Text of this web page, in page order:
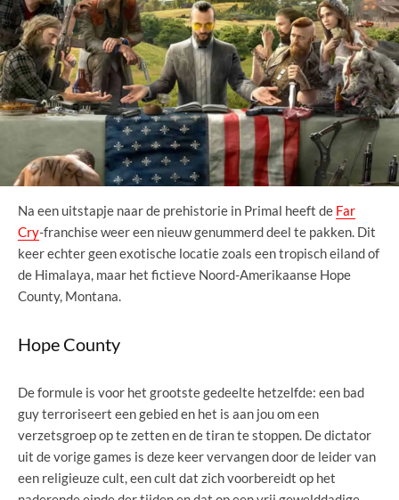
Na een uitstapje naar de prehistorie in Primal heeft de Far
Cry-franchise weer een nieuw genummerd deel te pakken. Dit
keer echter geen exotische locatie zoals een tropisch eiland of
de Himalaya, maar het fictieve Noord-Amerikaanse Hope
County, Montana.
Hope County
De formule is voor het grootste gedeelte hetzelfde: een bad
guy terroriseert een gebied en het is aan jou om een
verzetsgroep op te zetten en de tiran te stoppen. De dictator
uit de vorige games is deze keer vervangen door de leider van
een religieuze cult, een cult dat zich voorbereidt op het